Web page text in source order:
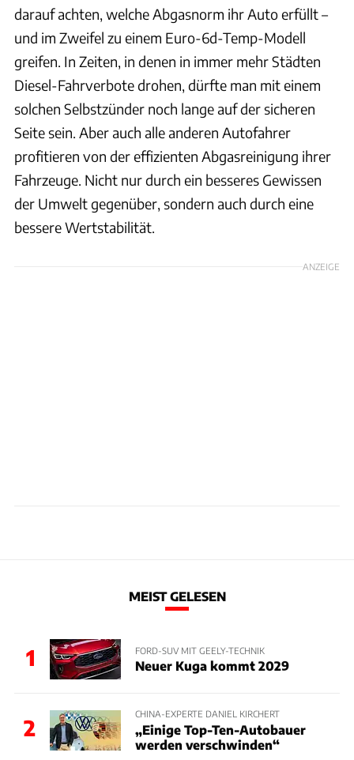
darauf achten, welche Abgasnorm ihr Auto erfüllt –
und im Zweifel zu einem Euro-6d-Temp-Modell
greifen. In Zeiten, in denen in immer mehr Städten
Diesel-Fahrverbote drohen, dürfte man mit einem
solchen Selbstzünder noch lange auf der sicheren
Seite sein. Aber auch alle anderen Autofahrer
profitieren von der effizienten Abgasreinigung ihrer
Fahrzeuge. Nicht nur durch ein besseres Gewissen
der Umwelt gegenüber, sondern auch durch eine
bessere Wertstabilität.
ANZEIGE
MEIST GELESEN
1 FORD-SUV MIT GEELY-TECHNIK
Neuer Kuga kommt 2029
2
CHINA-EXPERTE DANIEL KIRCHERT
„Einige Top-Ten-Autobauer
werden verschwinden“